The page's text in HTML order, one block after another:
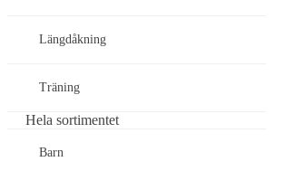
Längdåkning
Träning
Hela sortimentet
Barn